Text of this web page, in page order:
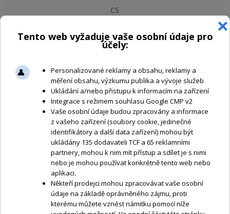
CS
Koruna česká Kč
NÁKUPNÍ KOŠÍK
KOŠÍK JE PRÁZDNÝ
Časomíry